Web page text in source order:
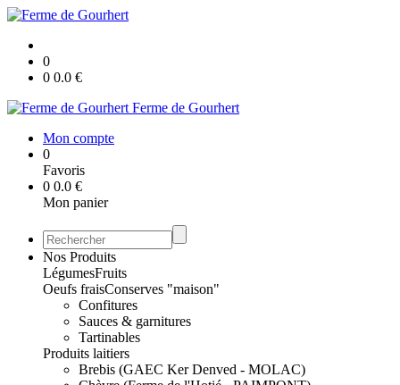
0
0 0.0 €
Ferme de Gourhert
Mon compte
0
Favoris
0 0.0 €
Mon panier
Nos Produits
LégumesFruits
Oeufs fraisConserves "maison"
Confitures
Sauces & garnitures
Tartinables
Produits laitiers
Brebis (GAEC Ker Denved - MOLAC)